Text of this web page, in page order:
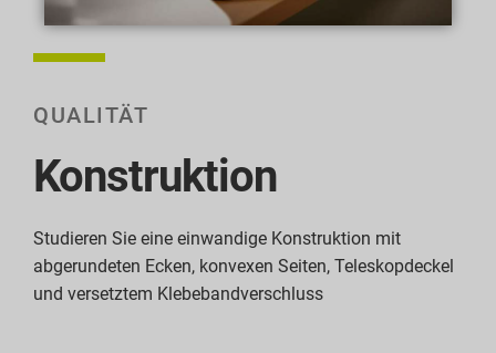
QUALITÄT
Konstruktion
Studieren Sie eine einwandige Konstruktion mit
abgerundeten Ecken, konvexen Seiten, Teleskopdeckel
und versetztem Klebebandverschluss